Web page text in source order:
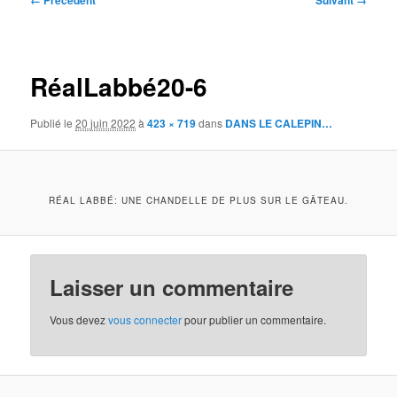
RéalLabbé20-6
Publié le20 juin 2022 à423 × 719dans DANS LE CALEPIN…
RÉAL LABBÉ: UNE CHANDELLE DE PLUS SUR LE GÂTEAU.
Laisser un commentaire
Vous devezvous connecterpour publier un commentaire.